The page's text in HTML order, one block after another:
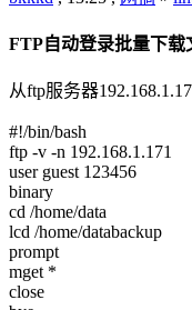
FTP自动登录批量下载
从ftp服务器
#!/bin/bash
ftp -v -n 192.168.1.171
user guest 123456
binary
cd /home/data
lcd /home/databackup
prompt
mget *
close